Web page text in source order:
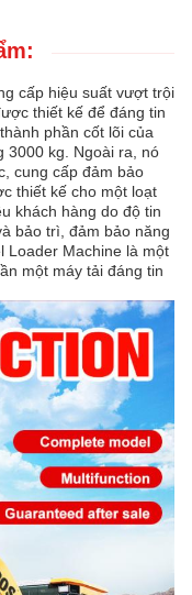
cấp hiệu suất vượt trội
thiết kế để đáng tin
phần cốt lõi của
3000 kg. Ngoài ra, nó
cung cấp đảm bảo
thiết kế cho một loạt
khách hàng do độ tin
bảo trì, đảm bảo năng
Loader Machine là một
một máy tải đáng tin